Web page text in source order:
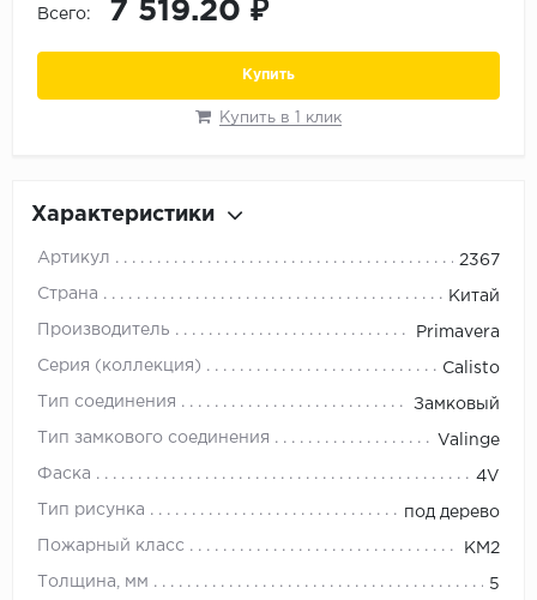
Всего: 7 519.20 ₽
Купить
Купить в 1 клик
Характеристики
Артикул 2367
Страна Китай
Производитель Primavera
Серия (коллекция) Calisto
Тип соединения Замковый
Тип замкового соединения Valinge
Фаска 4V
Тип рисунка под дерево
Пожарный класс КМ2
Толщина, мм 5